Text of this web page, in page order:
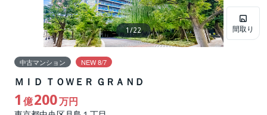
間取り
1/22
中古マンション NEW 8/7
ＭＩＤ ＴＯＷＥＲ ＧＲＡＮＤ
1 億200万円